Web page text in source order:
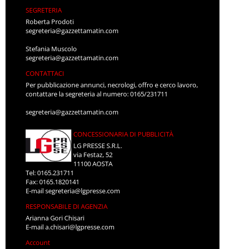
SEGRETERIA
Roberta Prodoti
segreteria@gazzettamatin.com
Stefania Muscolo
segreteria@gazzettamatin.com
CONTATTACI
Per pubblicazione annunci, necrologi, offro e cerco lavoro,
contattare la segreteria al numero: 0165/231711
segreteria@gazzettamatin.com
CONCESSIONARIA DI PUBBLICITÀ
LG PRESSE S.R.L.
via Festaz, 52
11100 AOSTA
Tel: 0165.231711
Fax: 0165.1820141
E-mailsegreteria@lgpresse.com
RESPONSABILE DI AGENZIA
Arianna Gori Chisari
E-maila.chisari@lgpresse.com
Account